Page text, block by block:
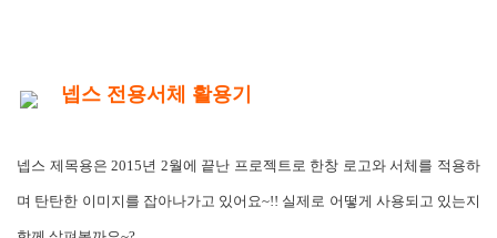
넵스 전용서체 활용기
넵스 제목용은 2015년 2월에 끝난 프로젝트로 한창 로고와 서체를 적용하
며 탄탄한 이미지를 잡아나가고 있어요~!! 실제로 어떻게 사용되고 있는지